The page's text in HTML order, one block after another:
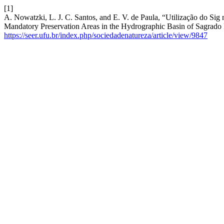
[1]
A. Nowatzki, L. J. C. Santos, and E. V. de Paula, “Utilização do Sig
Mandatory Preservation Areas in the Hydrographic Basin of
https://seer.ufu.br/index.php/sociedadenatureza/article/view/9847